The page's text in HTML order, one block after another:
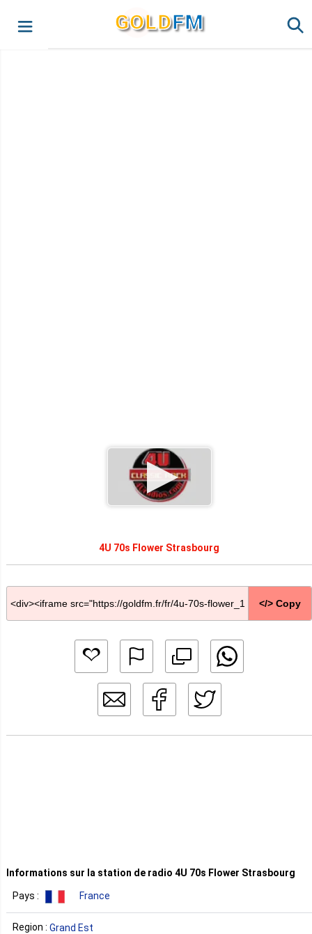
GOLDFM
4U 70s Flower Strasbourg
</> Copy
Informations sur la station de radio 4U 70s Flower Strasbourg
Pays : France
Region : Grand Est